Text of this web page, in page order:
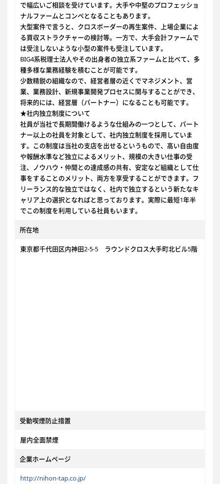
で幅広いご相談を受けています。大手や中堅のプロフェッショ
ナルファームとコンペとなることもあります。
大型案件で言うと、クロスボーダーの再生案件、上場企業によ
る買収ストラクチャーの検討等。一方で、大手会計ファームで
は受注しないような小型の案件も受注しています。
BIG4系税理士法人やその出身者の独立系ファームと比べて、多
種多様な業務経験を積むことが可能です。
少数精鋭の組織なので、経営者層の近くでマネジメント、営
業、業務設計、新規事業開発プロセスに関与することができ、
将来的には、経営層（パートナー）になることも可能です。
★社内独立制度について
社員が当社で長期間働けるような仕組みの一つとして、パート
ナー以上の社員を対象として、社内独立制度を採用していま
す。この制度は当社の支店を出せるというもので、高い自由度
や報酬水準など独立によるメリット、規模の大きい仕事の受
注、ノウハウ・仲間との達成感の共有、安定など組織として仕
事をすることのメリット、両方を享受することができます。フ
リーランス的な独立ではなく、社内で独立するという新たなキ
ャリア上の選択となればと思っております。実際に最短1年半
でこの制度を利用している社員もいます。
所在地
東京都千代田区内神田2-5-5 ラウンドクロス大手町北ビル5階
受動喫煙防止措置
屋内全面禁煙
企業ホームページ
http://nihon-tap.co.jp/